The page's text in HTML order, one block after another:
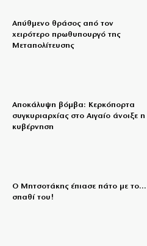
Απύθμενο θράσος από τον
χειρότερο πρωθυπουργό της
Μεταπολίτευσης
Αποκάλυψη βόμβα: Κερκόπορτα
συγκυριαρχίας στο Αιγαίο άνοιξε η
κυβέρνηση
Ο Μητσοτάκης έπιασε πάτο με το…
σπαθί του!